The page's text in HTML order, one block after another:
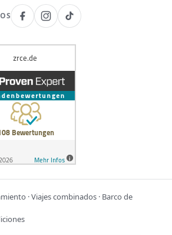
· Viajes combinados · Barco de